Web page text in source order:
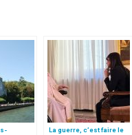
La guerre, c’est faire le